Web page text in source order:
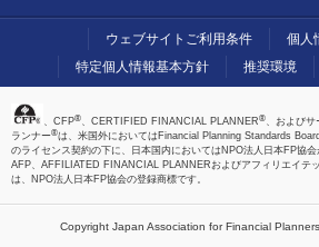
上へ
ウェブサイトご利用条件
個人
特定個人情報基本方針
推奨環境
、CFP®、CERTIFIED FINANCIAL PLANNER®、および
ランナー®は、米国外においてはFinancial Planning Standards
のライセンス契約の下に、日本国内においてはNPO法人日本FP協会
AFP、AFFILIATED FINANCIAL PLANNERおよびアフィリエイテ
は、NPO法人日本FP協会の登録商標です。
Copyright Japan Association for Financial